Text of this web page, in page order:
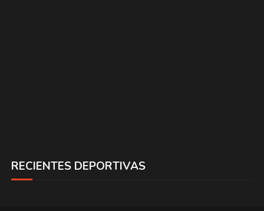
RECIENTES DEPORTIVAS